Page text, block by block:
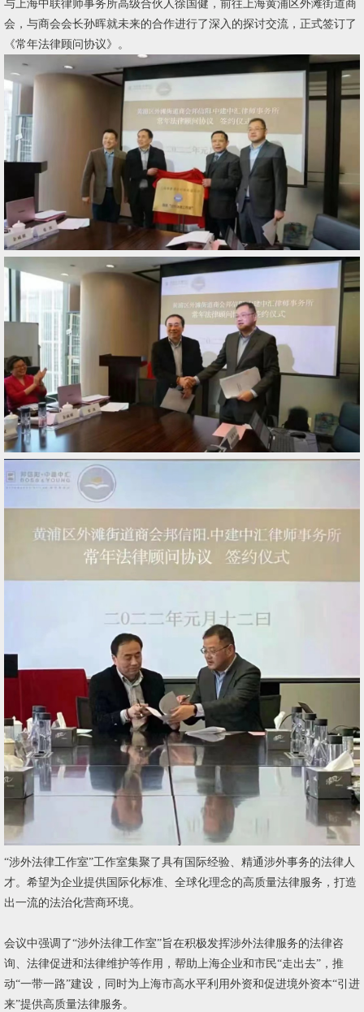
与上海中联律师事务所高级合伙人徐国健，前往上海黄浦区外滩街道商
会，与商会会长孙晖就未来的合作进行了深入的探讨交流，正式签订了
《常年法律顾问协议》。
“涉外法律工作室”工作室集聚了具有国际经验、精通涉外事务的法律人
才。希望为企业提供国际化标准、全球化理念的高质量法律服务，打造
出一流的法治化营商环境。
会议中强调了“涉外法律工作室”旨在积极发挥涉外法律服务的法律咨
询、法律促进和法律维护等作用，帮助上海企业和市民“走出去”，推
动“一带一路”建设，同时为上海市高水平利用外资和促进境外资本“引进
来”提供高质量法律服务。